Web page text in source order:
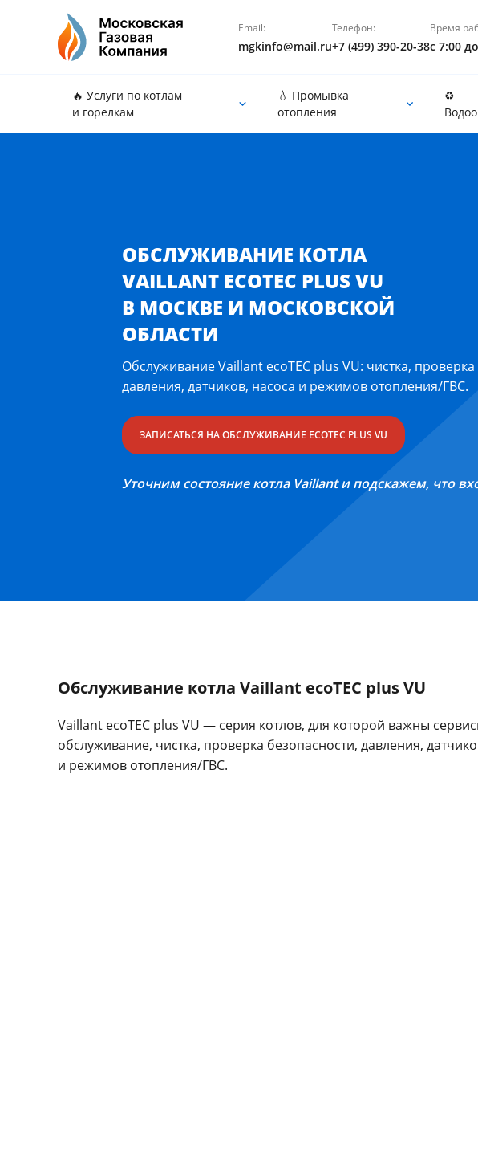
Email:
mgkinfo@mail.ru
Телефон:
+7 (499) 390-20-38
Время
с 7:00
🔥 Услуги по котлам
и горелкам
💧 Промывка
отопления
♻️
ОБСЛУЖИВАНИЕ КОТЛА
VAILLANT ECOTEC PLUS VU
В МОСКВЕ И МОСКОВСКОЙ
ОБЛАСТИ
Обслуживание Vaillant ecoTEC plus VU: чистка,
давления, датчиков, насоса и режимов отопления/ГВС.
ЗАПИСАТЬСЯ НА ОБСЛУЖИВАНИЕ ECOTEC PLUS VU
Уточним состояние котла Vaillant и подскажем, что
Обслуживание котла Vaillant ecoTEC plus VU
Vaillant ecoTEC plus VU — серия котлов, для которой важны
обслуживание, чистка, проверка безопасности, давления,
и режимов отопления/ГВС.